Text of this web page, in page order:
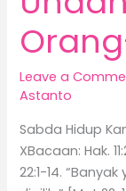
Leave a
Astanto
Sabda Hidup
XBacaan: Hak.
22:1-14.